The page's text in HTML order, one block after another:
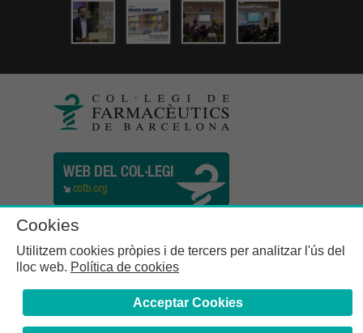
Cookies
Utilitzem cookies pròpies i de tercers per analitzar l'ús del
lloc web. Política de cookies
Acceptar Cookies